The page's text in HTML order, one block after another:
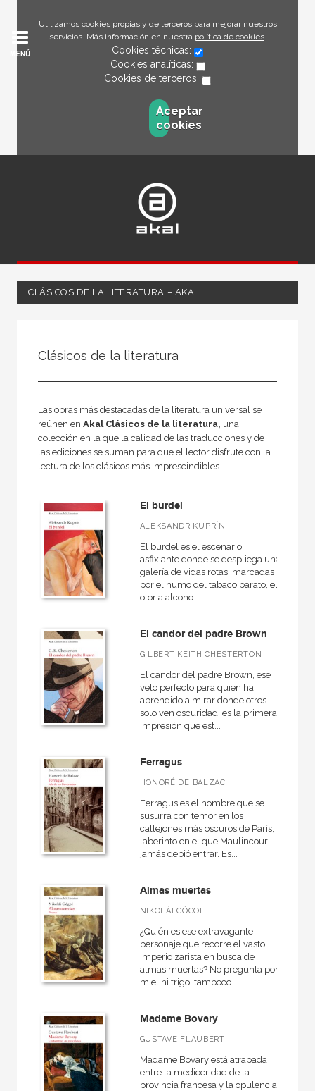
Utilizamos cookies propias y de terceros para mejorar nuestros
servicios. Más información en nuestra política de cookies.
Cookies técnicas:
Cookies analíticas:
Cookies de terceros:
Aceptar
cookies
MENÚ
CLÁSICOS DE LA LITERATURA – AKAL
50 Aniversario
A fondo
Ágora / Teoría
Akadémica
Akal Infantil
Arealonga - Letras galegas
Arqueología
Arquitectura
Arquitectura (textos de arquitectura)
MATERIAS
Actualidad
Ciencias humanas y sociales
Ficción
Infantil y juvenil
No - Ficción
Ocio
Texto escolar
NUESTROS FORMATOS
Cartoné
Ebook
Papel
Rústica
Clásicos de la literatura
Las obras más destacadas de la literatura universal se
reúnen en Akal Clásicos de la literatura, una
colección en la que la calidad de las traducciones y de
las ediciones se suman para que el lector disfrute con la
lectura de los clásicos más imprescindibles.
El burdel
ALEKSANDR KUPRÍN
El burdel es el escenario
asfixiante donde se despliega una
galería de vidas rotas, marcadas
por el humo del tabaco barato, el
olor a alcoho...
El candor del padre Brown
GILBERT KEITH CHESTERTON
El candor del padre Brown, ese
velo perfecto para quien ha
aprendido a mirar donde otros
solo ven oscuridad, es la primera
impresión que est...
Ferragus
HONORÉ DE BALZAC
Ferragus es el nombre que se
susurra con temor en los
callejones más oscuros de París,
laberinto en el que Maulincour
jamás debió entrar. Es...
Almas muertas
NIKOLÁI GÓGOL
¿Quién es ese extravagante
personaje que recorre el vasto
Imperio zarista en busca de
almas muertas? No pregunta por
miel ni trigo; tampoco ...
Madame Bovary
GUSTAVE FLAUBERT
Madame Bovary está atrapada
entre la mediocridad de la
provincia francesa y la opulencia